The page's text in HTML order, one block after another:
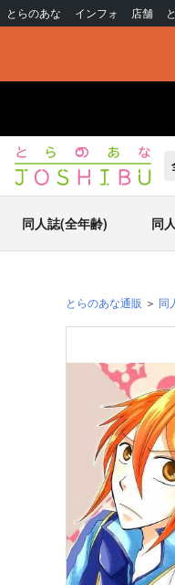
とらのあな インフォ 店舗
同人誌(全年齢) 同
とらのあな通販 同